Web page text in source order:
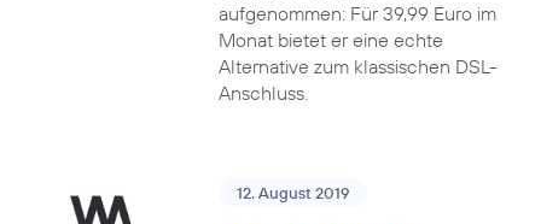
aufgenommen: Für 39,99 Euro im
Monat bietet er eine echte
Alternative zum klassischen DSL-
Anschluss.
12. August 2019